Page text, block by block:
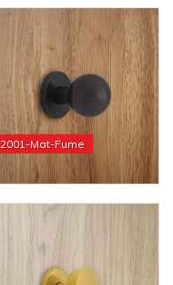
2001-Mat-Fume